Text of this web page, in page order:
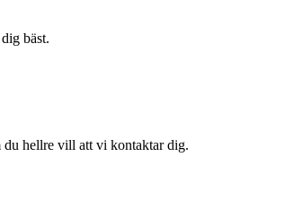
bäst.
du hellre vill att vi kontaktar dig.